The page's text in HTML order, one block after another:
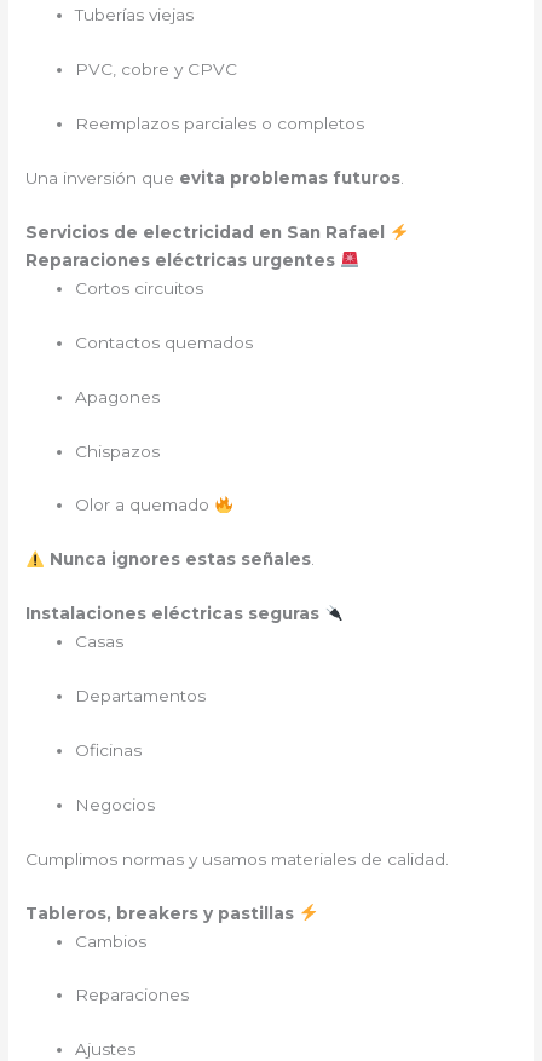
Tuberías viejas
PVC, cobre y CPVC
Reemplazos parciales o completos
Una inversión que evita problemas futuros
Servicios de electricidad en San Rafael
Reparaciones eléctricas urgentes
Cortos circuitos
Contactos quemados
Apagones
Chispazos
Olor a quemado
Nunca ignores estas señales.
Instalaciones eléctricas seguras
Casas
Departamentos
Oficinas
Negocios
Cumplimos normas y usamos materiales de calidad.
Tableros, breakers y pastillas
Cambios
Reparaciones
Ajustes